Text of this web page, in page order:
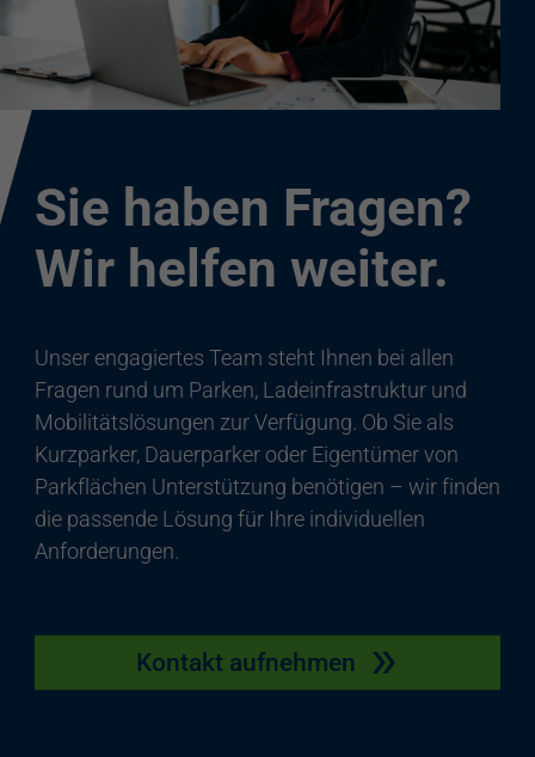
Sie haben Fragen?
Wir helfen weiter.
Unser engagiertes Team steht Ihnen bei allen
Fragen rund um Parken, Ladeinfrastruktur und
Mobilitätslösungen zur Verfügung. Ob Sie als
Kurzparker, Dauerparker oder Eigentümer von
Parkflächen Unterstützung benötigen – wir finden
die passende Lösung für Ihre individuellen
Anforderungen.
Kontakt aufnehmen